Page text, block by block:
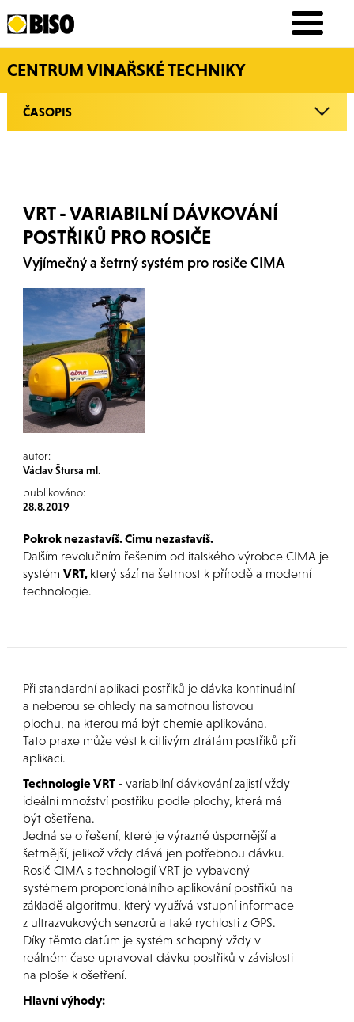
CENTRUM VINAŘSKÉ TECHNIKY
ČASOPIS
VRT - VARIABILNÍ DÁVKOVÁNÍ
POSTŘIKŮ PRO ROSIČE
Vyjímečný a šetrný systém pro rosiče CIMA
autor:
Václav Štursa ml.
publikováno:
28.8.2019
Pokrok nezastavíš. Cimu nezastavíš.
Dalším revolučním řešením od italského výrobce CIMA je
systém VRT, který sází na šetrnost k přírodě a moderní
technologie.
Při standardní aplikaci postřiků je dávka kontinuální
a neberou se ohledy na samotnou listovou
plochu, na kterou má být chemie aplikována.
Tato praxe může vést k citlivým ztrátám postřiků při
aplikaci.
Technologie VRT - variabilní dávkování zajistí vždy
ideální množství postřiku podle plochy, která má
být ošetřena.
Jedná se o řešení, které je výrazně úspornější a
šetrnější, jelikož vždy dává jen potřebnou dávku.
Rosič CIMA s technologií VRT je vybavený
systémem proporcionálního aplikování postřiků na
základě algoritmu, který využívá vstupní informace
z ultrazvukových senzorů a také rychlosti z GPS.
Díky těmto datům je systém schopný vždy v
reálném čase upravovat dávku postřiků v závislosti
na ploše k ošetření.
Hlavní výhody: